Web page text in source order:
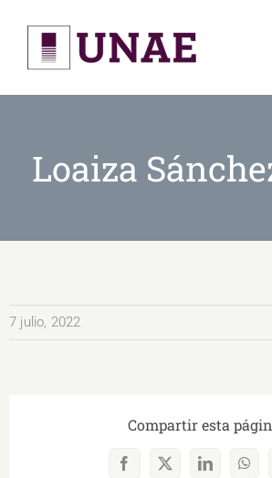
content
Loaiza
7 julio, 2022
Compartir esta
Facebook
X LinkedIn